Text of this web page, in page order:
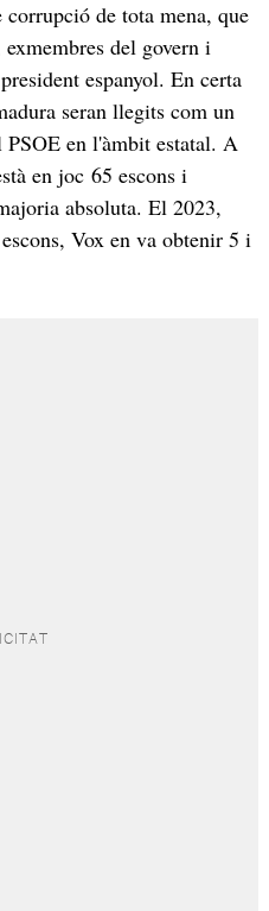
de tota mena, que
del govern i
espanyol. En certa
seran llegits com un
PSOE en l'àmbit estatal. A
en joc 65 escons i
absoluta. El 2023,
Vox en va obtenir 5 i